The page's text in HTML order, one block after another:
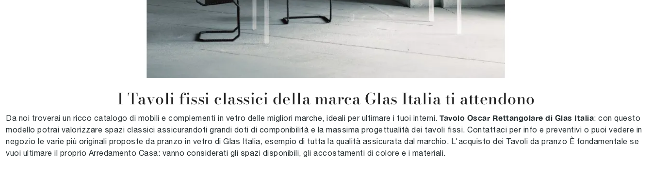
I Tavoli fissi classici della marca Glas Italia ti attendono
Da noi troverai un ricco catalogo di mobili e complementi in vetro delle migliori marche, ideali per ultimare i tuoi interni. Tavolo Oscar Rettangolare di Glas Italia: con questo
modello potrai valorizzare spazi classici assicurandoti grandi doti di componibilità e la massima progettualità dei tavoli fissi. Contattaci per info e preventivi o puoi vedere in
negozio le varie più originali proposte da pranzo in vetro di Glas Italia, esempio di tutta la qualità assicurata dal marchio. L'acquisto dei Tavoli da pranzo È fondamentale se
vuoi ultimare il proprio Arredamento Casa: vanno considerati gli spazi disponibili, gli accostamenti di colore e i materiali.